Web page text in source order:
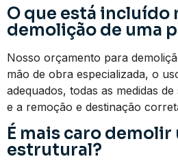
O que está incluído
demolição de uma
Nosso orçamento para
mão de obra especializada, o
adequados, todas as medidas
e a remoção e destinação
É mais caro demolir
estrutural?